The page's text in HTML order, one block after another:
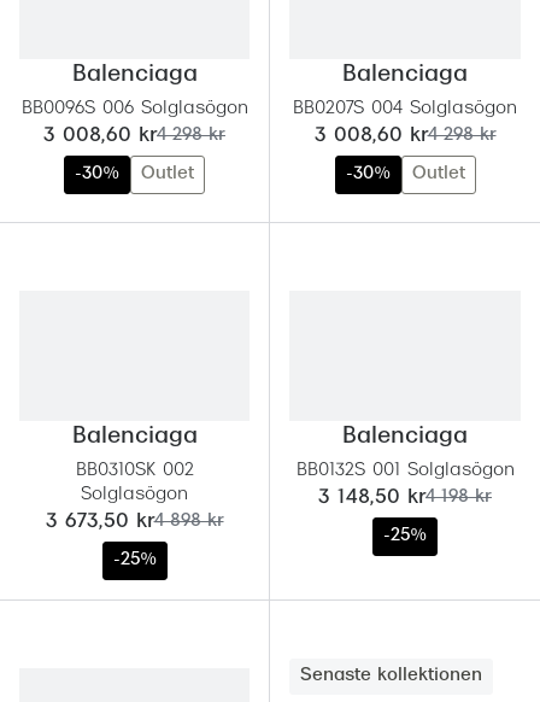
Balenciaga
BB0096S 006 Solglasögon
nu:
3 008,60 krtidigare pris:
4 298 kr
-30% Outlet
Balenciaga
BB0207S 004 Solglasögon
nu:
3 008,60 krtidigare pris:
4 298 kr
-30% Outlet
Balenciaga
BB0310SK 002
Solglasögon
nu:
3 673,50 krtidigare pris:
4 898 kr
-25%
Balenciaga
BB0132S 001 Solglasögon
nu:
3 148,50 krtidigare pris:
4 198 kr
-25%
Senaste kollektionen